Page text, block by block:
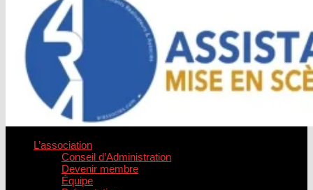
L’association
Conseil d’Administration
Devenir membre
Équipe